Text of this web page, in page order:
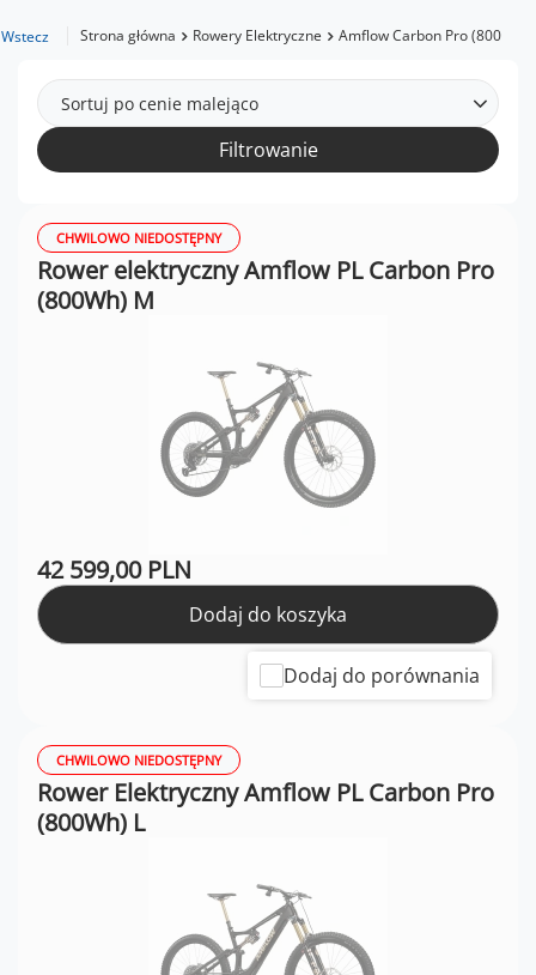
Wstecz Strona główna Rowery Elektryczne Amflow Carbon Pro (800Wh)
Sortuj po cenie malejąco
Filtrowanie
CHWILOWO NIEDOSTĘPNY
Rower elektryczny Amflow PL Carbon Pro
(800Wh) M
42 599,00 PLN
Dodaj do koszyka
Dodaj do porównania
CHWILOWO NIEDOSTĘPNY
Rower Elektryczny Amflow PL Carbon Pro
(800Wh) L